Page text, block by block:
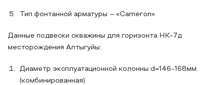
Тип фонтанной арматуры – «Cameron».
Данные подвески скважины для горизонта НК-7д
месторождения Алтыгуйы:
Диаметр эксплуатационной колонны d=146-168мм.
(комбинированная)